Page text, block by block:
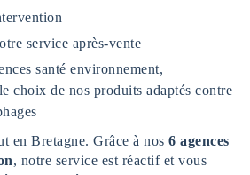
service après-vente
santé environnement,
choix de nos produits adaptés contre
en Bretagne. Grâce à nos 6 agences
, notre service est réactif et vous